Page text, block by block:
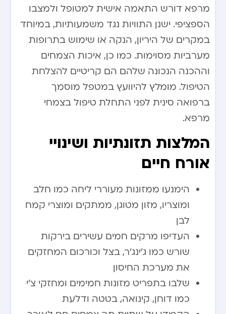
מרפא דורש התאמה אישית למטופל ולמצבו
הספציפי. ישנן התוויות נגד משמעותיות, במיוחד
במקרים של היריון, הנקה או שימוש בתרופות
מערביות מסוימות. כמו כן, איכות הצמחים
וההכנה הנכונה שלהם הם קריטיים להצלחת
הטיפול. מומלץ להיוועץ במטפל מוסמך
ברפואה סינית לפני התחלת טיפול בצמחי
מרפא.
המלצות תזונתיות ושינויי
אורח חיים
הימנעו ממזונות מעוררי ליחה כמו חלב
ומוצריו, מזון מטוגן, ממתקים ומוצרי קמח
לבן
העדיפו מרקים חמים עשירים בירקות
שורש כמו ג’ינג’ר, בצל וכורכום המחזקים
את מערכת החיסון
שלבו בתפריט מזונות חמימים ומחזקי צ’י
כמו דוחן, קינואה, בטטה ודלעת